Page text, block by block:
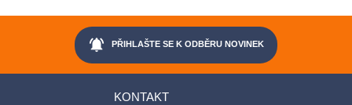
notifications_active PŘIHLAŠTE SE K ODBĚRU NOVINEK
KONTAKT